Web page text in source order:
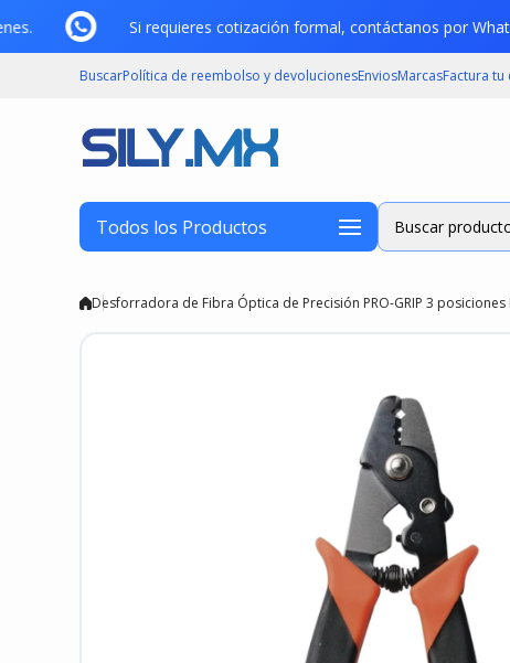
Saltar al contenido
Si requieres cotización formal, contáctanos por
BuscarPolítica de reembolso y devolucionesEnviosMarcasFactura
Todos los Productos Buscar
Desforradora de Fibra Óptica de Precisión PRO-GRIP 3 posiciones